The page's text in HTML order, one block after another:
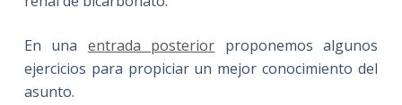
En una entrada posterior proponemos algunos
ejercicios para propiciar un mejor conocimiento del
asunto.